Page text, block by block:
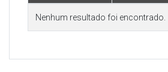
Nenhum resultado foi encontrado.